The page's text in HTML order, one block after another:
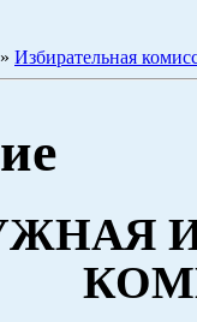
» Избирательная